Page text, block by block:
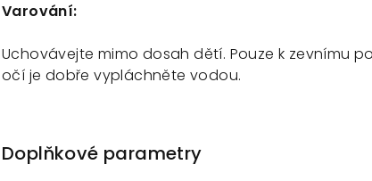
Varování:
Uchovávejte mimo dosah dětí. Pouze k zevnímu
očí je dobře vypláchněte vodou.
Doplňkové parametry